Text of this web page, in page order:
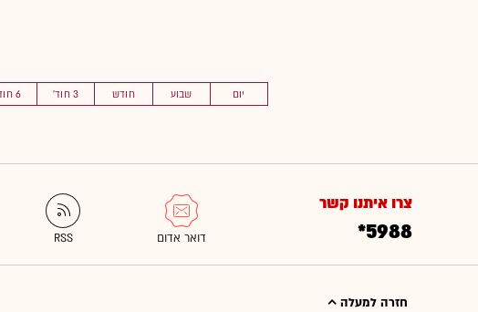
יום שבוע חודש 3 חוד' 6 חוד'
צרו איתנו קשר
*5988
חזרה למעלה